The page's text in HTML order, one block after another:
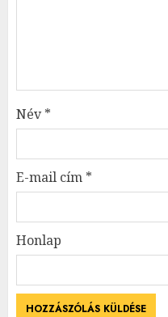
Név*
E-mail cím *
Honlap